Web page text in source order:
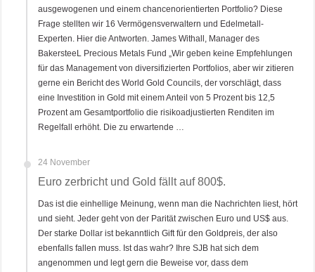
ausgewogenen und einem chancenorientierten Portfolio? Diese
Frage stellten wir 16 Vermögensverwaltern und Edelmetall-
Experten. Hier die Antworten. James Withall, Manager des
BakersteeL Precious Metals Fund „Wir geben keine Empfehlungen
für das Management von diversifizierten Portfolios, aber wir zitieren
gerne ein Bericht des World Gold Councils, der vorschlägt, dass
eine Investition in Gold mit einem Anteil von 5 Prozent bis 12,5
Prozent am Gesamtportfolio die risikoadjustierten Renditen im
Regelfall erhöht. Die zu erwartende …
24 November
Euro zerbricht und Gold fällt auf 800$.
Das ist die einhellige Meinung, wenn man die Nachrichten liest, hört
und sieht. Jeder geht von der Parität zwischen Euro und US$ aus.
Der starke Dollar ist bekanntlich Gift für den Goldpreis, der also
ebenfalls fallen muss. Ist das wahr? Ihre SJB hat sich dem
angenommen und legt gern die Beweise vor, dass dem